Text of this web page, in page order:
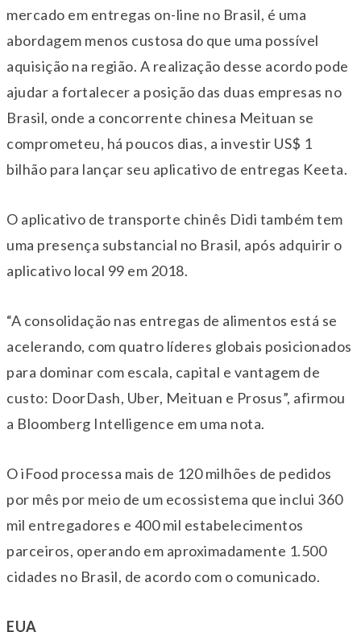
mercado em entregas on-line no Brasil, é uma
abordagem menos custosa do que uma possível
aquisição na região. A realização desse acordo pode
ajudar a fortalecer a posição das duas empresas no
Brasil, onde a concorrente chinesa Meituan se
comprometeu, há poucos dias, a investir US$ 1
bilhão para lançar seu aplicativo de entregas Keeta.
O aplicativo de transporte chinês Didi também tem
uma presença substancial no Brasil, após adquirir o
aplicativo local 99 em 2018.
“A consolidação nas entregas de alimentos está se
acelerando, com quatro líderes globais posicionados
para dominar com escala, capital e vantagem de
custo: DoorDash, Uber, Meituan e Prosus”, afirmou
a Bloomberg Intelligence em uma nota.
O iFood processa mais de 120 milhões de pedidos
por mês por meio de um ecossistema que inclui 360
mil entregadores e 400 mil estabelecimentos
parceiros, operando em aproximadamente 1.500
cidades no Brasil, de acordo com o comunicado.
EUA